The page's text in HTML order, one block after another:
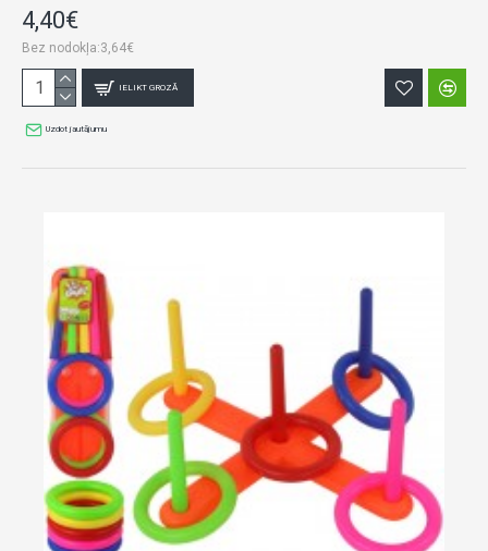
4,40€
Bez nodokļa:3,64€
IELIKT GROZĀ
Uzdot jautājumu